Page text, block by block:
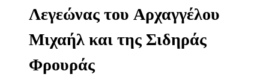
Λεγεώνας του Αρχαγγέλου
Μιχαήλ και της Σιδηράς
Φρουράς